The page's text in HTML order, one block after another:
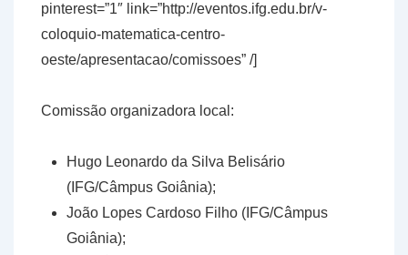
pinterest=”1″ link=”http://eventos.ifg.edu.br/v-
coloquio-matematica-centro-
oeste/apresentacao/comissoes” /]
Comissão organizadora local:
Hugo Leonardo da Silva Belisário
(IFG/Câmpus Goiânia);
João Lopes Cardoso Filho (IFG/Câmpus
Goiânia);